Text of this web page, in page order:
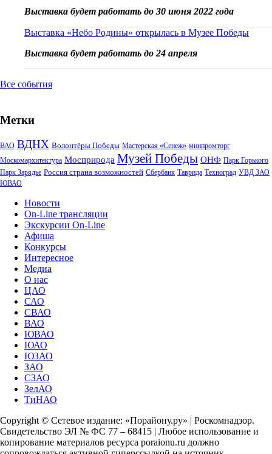
Выставка будет работать до 30 июня 2022 года
Выставка «Небо Родины» открылась в Музее Победы
Выставка будет работать до 24 апреля
Все события
Метки
ВАО ВДНХ Волонтёры Победы Мастерская «Сенеж» минпромторг
Москомархитектура Мосприрода Музей Победы ОНФ Парк Горького
Парк Зарядье Россия страна возможностей Сбербанк Таврида Техноград УВД ЗАО
ЮВАО
Новости
On-Line трансляции
Экскурсии On-Line
Афиша
Конкурсы
Интересное
Медиа
О нас
ЦАО
САО
СВАО
ВАО
ЮВАО
ЮАО
ЮЗАО
ЗАО
СЗАО
ЗелАО
ТиНАО
Copyright © Сетевое издание: «Порайону.ру» | Роскомнадзор.
Свидетельство ЭЛ № ФС 77 – 68415 | Любое использование и
копирование материалов ресурса poraionu.ru должно